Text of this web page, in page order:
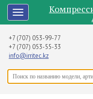
+7 (707) 053-99-77
+7 (707) 053-55-33
info@irritec.kz